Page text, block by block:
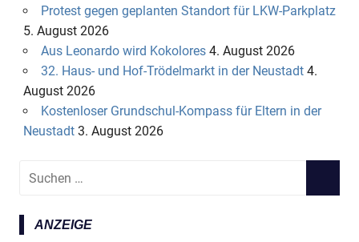
Protest gegen geplanten Standort für LKW-Parkplatz
5. August 2026
Aus Leonardo wird Kokolores 4. August 2026
32. Haus- und Hof-Trödelmarkt in der Neustadt 4.
August 2026
Kostenloser Grundschul-Kompass für Eltern in der
Neustadt 3. August 2026
ANZEIGE